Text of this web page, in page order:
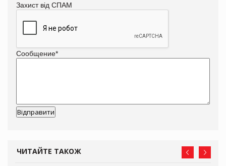
Захист від СПАМ
Сообщение*
ЧИТАЙТЕ ТАКОЖ